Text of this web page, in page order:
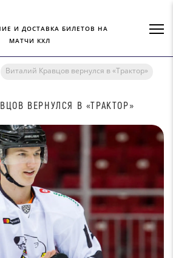
И ДОСТАВКА БИЛЕТОВ НА
МАТЧИ КХЛ
Виталий Кравцов вернулся в «Трактор»
ВЕРНУЛСЯ В «ТРАКТОР»